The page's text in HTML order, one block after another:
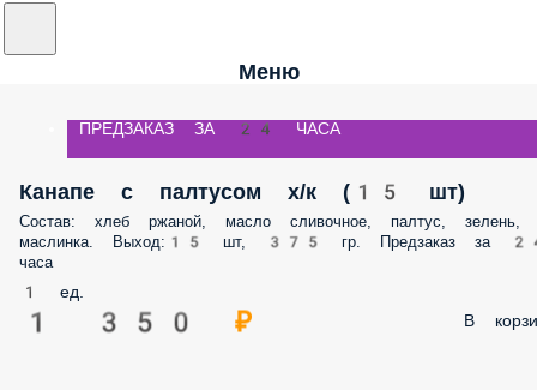
Меню
ПРЕДЗАКАЗ ЗА 24 ЧАСА
Канапе с палтусом х/к (15 шт)
Состав: хлеб ржаной, масло сливочное, палтус, зелень,
маслинка. Выход:15 шт, 375 гр. Предзаказ за
часа
1 ед.
1 350 ₽ В